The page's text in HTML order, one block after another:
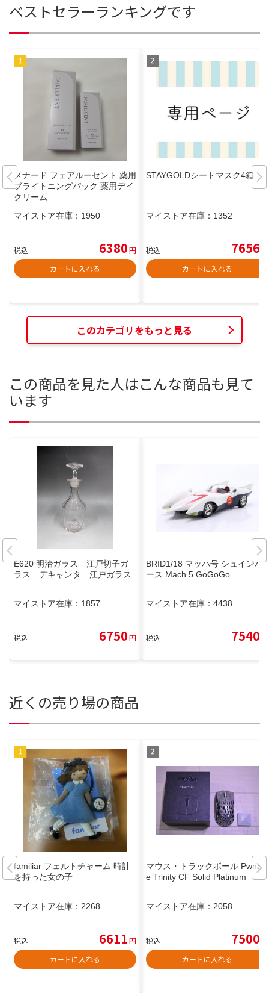
ベストセラーランキングです
メナード フェアルーセント 薬用
ブライトニングパック 薬用デイ
クリーム
マイストア在庫： 1950
税込 6380円
カートに入れる
STAYGOLDシートマスク4箱
マイストア在庫： 1352
税込 7656
カートに入れる
このカテゴリをもっと見る
この商品を見た人はこんな商品も見て
います
E620 明治ガラス 江戸切子ガ
ラス デキャンタ 江戸ガラス
マイストア在庫： 1857
税込 6750円
BRID1/18 マッハ号 シュインハ
ース Mach 5 GoGoGo
マイストア在庫： 4438
税込 7540
近くの売り場の商品
familiar フェルトチャーム 時計
を持った女の子
マイストア在庫： 2268
税込 6611円
カートに入れる
マウス・トラックボール Pwnag
e Trinity CF Solid Platinum
マイストア在庫： 2058
税込 7500
カートに入れる